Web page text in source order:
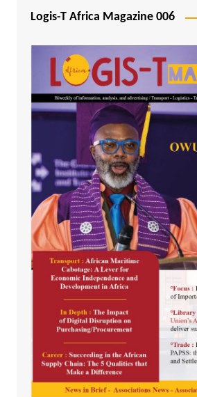
Logis-T Africa Magazine 006